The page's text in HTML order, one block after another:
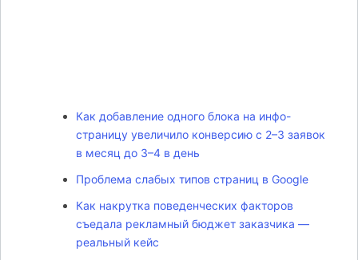
Как добавление одного блока на инфо-
страницу увеличило конверсию с 2–3 заявок
в месяц до 3–4 в день
Проблема слабых типов страниц в Google
Как накрутка поведенческих факторов
съедала рекламный бюджет заказчика —
реальный кейс